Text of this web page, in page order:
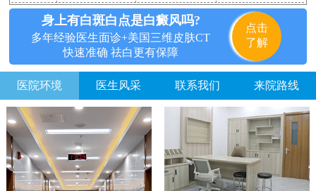
身上有白斑白点是白癜风吗?
多年经验医生面诊+美国三维皮肤CT
快速准确 祛白更有保障
点击
了解
医院环境 医生风采 联系我们 来院路线